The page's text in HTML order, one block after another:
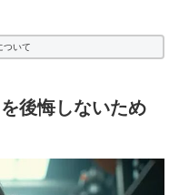
ついて
後悔しないため